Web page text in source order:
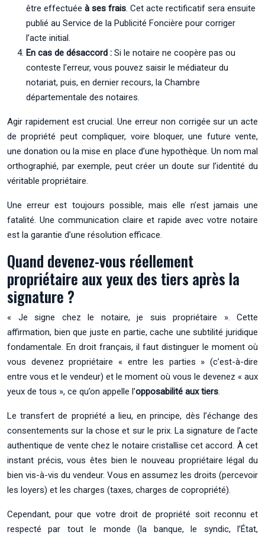
être effectuée à ses frais. Cet acte rectificatif sera ensuite
publié au Service de la Publicité Foncière pour corriger
l’acte initial.
En cas de désaccord : Si le notaire ne coopère pas ou
conteste l’erreur, vous pouvez saisir le médiateur du
notariat, puis, en dernier recours, la Chambre
départementale des notaires.
Agir rapidement est crucial. Une erreur non corrigée sur un acte
de propriété peut compliquer, voire bloquer, une future vente,
une donation ou la mise en place d’une hypothèque. Un nom mal
orthographié, par exemple, peut créer un doute sur l’identité du
véritable propriétaire.
Une erreur est toujours possible, mais elle n’est jamais une
fatalité. Une communication claire et rapide avec votre notaire
est la garantie d’une résolution efficace.
Quand devenez-vous réellement
propriétaire aux yeux des tiers après la
signature ?
« Je signe chez le notaire, je suis propriétaire ». Cette
affirmation, bien que juste en partie, cache une subtilité juridique
fondamentale. En droit français, il faut distinguer le moment où
vous devenez propriétaire « entre les parties » (c’est-à-dire
entre vous et le vendeur) et le moment où vous le devenez « aux
yeux de tous », ce qu’on appelle l’opposabilité aux tiers.
Le transfert de propriété a lieu, en principe, dès l’échange des
consentements sur la chose et sur le prix. La signature de l’acte
authentique de vente chez le notaire cristallise cet accord. À cet
instant précis, vous êtes bien le nouveau propriétaire légal du
bien vis-à-vis du vendeur. Vous en assumez les droits (percevoir
les loyers) et les charges (taxes, charges de copropriété).
Cependant, pour que votre droit de propriété soit reconnu et
respecté par tout le monde (la banque, le syndic, l’État,